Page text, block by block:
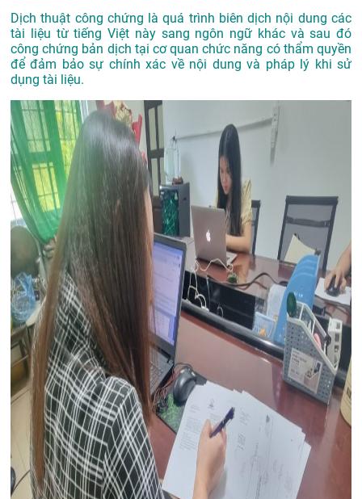
Dịch thuật công chứng là quá trình biên dịch nội dung các
tài liệu từ tiếng Việt này sang ngôn ngữ khác và sau đó
công chứng bản dịch tại cơ quan chức năng có thẩm quyền
để đảm bảo sự chính xác về nội dung và pháp lý khi sử
dụng tài liệu.